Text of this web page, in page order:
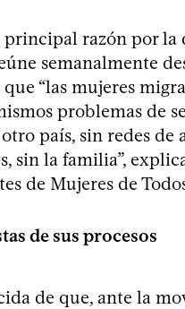
principal razón por la
semanalmente
“las mujeres
problemas de
país, sin redes de
sin la familia”,
de Mujeres de
de sus procesos
de que, ante la